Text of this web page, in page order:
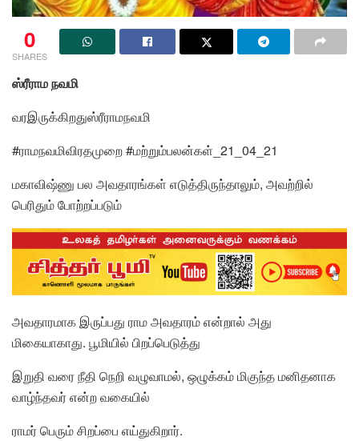
0
SHARES
ஸ்ரீராம நவமி
வரஇருக்கிறதுஸ்ரீராமநவமி
#ராமநவமிவிரதமுறை #மற்றும்பலன்கள்_21_04_21
மகாவிஷ்ணு பல அவதாரங்கள் எடுத்திருந்தாலும், அவற்றில்
பெரிதும் போற்றப்படும்
அவதாரமாக இருப்பது ராம அவதாரம் என்றால் அது
மிகையாகாது. பூமியில் பிறப்பெடுத்து
இறுதி வரை நீதி நெறி வழுவாமல், ஒழுக்கம் மிகுந்த மனிதனாக
வாழ்ந்தவர் என்ற வகையில்
ராமர் பெரும் சிறப்பை எய்துகிறார்.